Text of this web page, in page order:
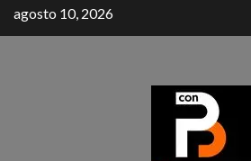
agosto 10, 2026